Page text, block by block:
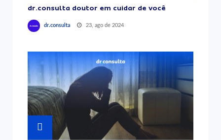
dr.consulta doutor em cuidar de você
dr.consulta 23, ago de 2024